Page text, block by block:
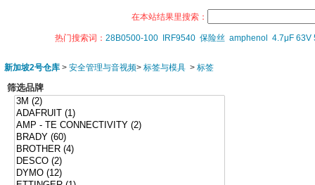
在本站结果里搜索：
热门搜索词： 28B0500-100 IRF9540 保险丝 amphenol 4.7μF 63V
新加坡2号仓库 > 安全管理与音视频> 标签与模具 > 标签
筛选品牌